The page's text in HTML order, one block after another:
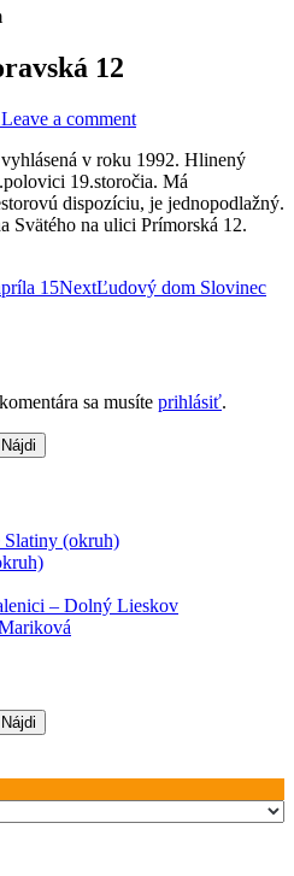
12
Leave a comment
vyhlásená v roku 1992. Hlinený
19.storočia. Má
dispozíciu, je jednopodlažný.
Svätého na ulici Prímorská 12.
15NextĽudový dom Slovinec
sa musíte prihlásiť.
Slatiny (okruh)
– Dolný Lieskov